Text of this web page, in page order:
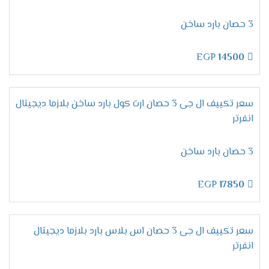
أو الحرارة الشديدة.
تصميم قوي:
مميزات تكييف إل جي أرتيكول
2025 – التبريد الذكي بأقصى
خاصية التبريد / التدفئة – راحة تامة
في كل الفصول
بكل تأكيد،لا شيء يضاهيالراحة المطلقةخلال الصيف
الحار والشتاء البارد.
يأتي تكييف إل جي أرتيكول
مزودًا بخاصية
3 حصان بارد ساخن
14500
سعر تكييف ال جى 3 حصان ارت كول بارد ساخن بلازما ديجيتال
انفرتر
3 حصان بارد ساخن
17850
سعر تكييف ال جى 3 حصان اس بلاس بارد بلازما ديجيتال
انفرتر